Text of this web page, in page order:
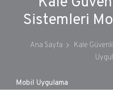
Sistemleri
Ana Sayfa
Kale
Mobil Uygulama